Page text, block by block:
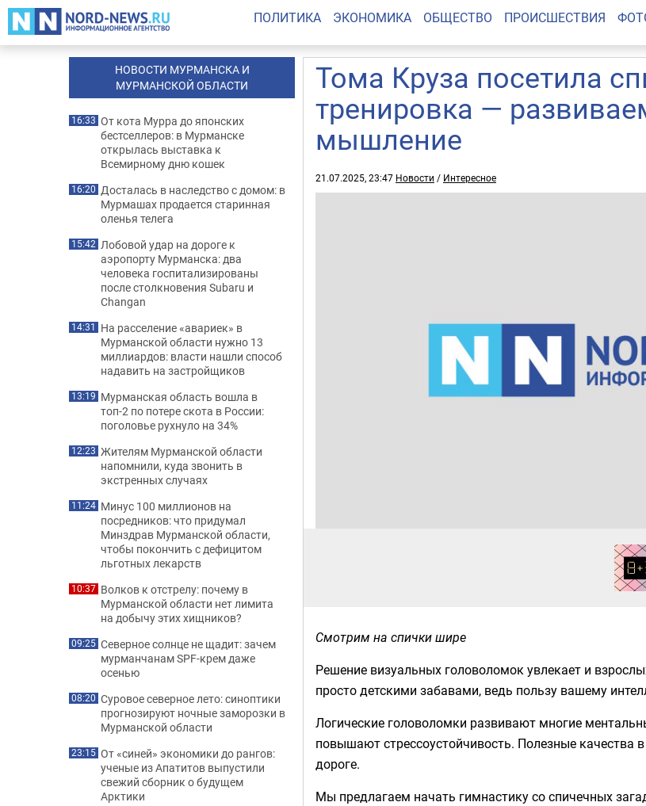
ПОЛИТИКА ЭКОНОМИКА ОБЩЕСТВО ПРОИСШЕСТВИЯ
Тома Круза посетила
тренировка —
мышление
21.07.2025, 23:47 Новости / Интересное
Смотрим на спички шире
Решение визуальных головоломок увлекает и
просто детскими забавами, ведь пользу вашему
Логические головоломки развивают многие
повышают стрессоустойчивость. Полезные
дороге.
Мы предлагаем начать гимнастику со спичечных
НОВОСТИ МУРМАНСКА И
МУРМАНСКОЙ ОБЛАСТИ
16:33 От кота Мурра до японских
бестселлеров: в Мурманске
открылась выставка к
Всемирному дню кошек
16:20 Досталась в наследство с домом: в
Мурмашах продается старинная
оленья телега
15:42 Лобовой удар на дороге к
аэропорту Мурманска: два
человека госпитализированы
после столкновения Subaru и
Changan
14:31 На расселение «авариек» в
Мурманской области нужно 13
миллиардов: власти нашли способ
надавить на застройщиков
13:19 Мурманская область вошла в
топ-2 по потере скота в России:
поголовье рухнуло на 34%
12:23 Жителям Мурманской области
напомнили, куда звонить в
экстренных случаях
11:24 Минус 100 миллионов на
посредников: что придумал
Минздрав Мурманской области,
чтобы покончить с дефицитом
льготных лекарств
10:37 Волков к отстрелу: почему в
Мурманской области нет лимита
на добычу этих хищников?
09:25 Северное солнце не щадит: зачем
мурманчанам SPF-крем даже
осенью
08:20 Суровое северное лето: синоптики
прогнозируют ночные заморозки в
Мурманской области
23:15 От «синей» экономики до рангов:
ученые из Апатитов выпустили
свежий сборник о будущем
Арктики